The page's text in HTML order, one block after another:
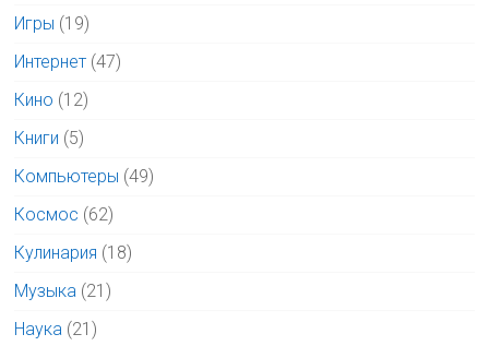
Игры (19)
Интернет (47)
Кино (12)
Книги (5)
Компьютеры (49)
Космос (62)
Кулинария (18)
Музыка (21)
Наука (21)